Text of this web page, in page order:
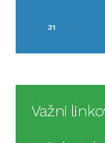
31
Važni